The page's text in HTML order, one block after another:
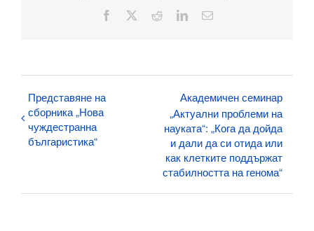
Facebook RedditLinkedInЕлектронна
Представяне на
сборника „Нова
чуждестранна
българистика“
Академичен семинар
„Актуални проблеми на
науката“: „Кога да дойда
и дали да си отида или
как клетките поддържат
стабилността на генома“